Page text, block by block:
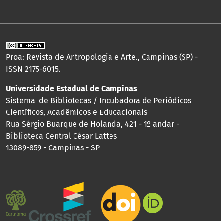
Proa: Revista de Antropologia e Arte., Campinas (SP) -
ISSN 2175-6015.
Universidade Estadual de Campinas
Sistema de Bibliotecas / Incubadora de Periódicos
Científicos, Acadêmicos e Educacionais
Rua Sérgio Buarque de Holanda, 421 - 1º andar -
Biblioteca Central César Lattes
13089-859 - Campinas - SP